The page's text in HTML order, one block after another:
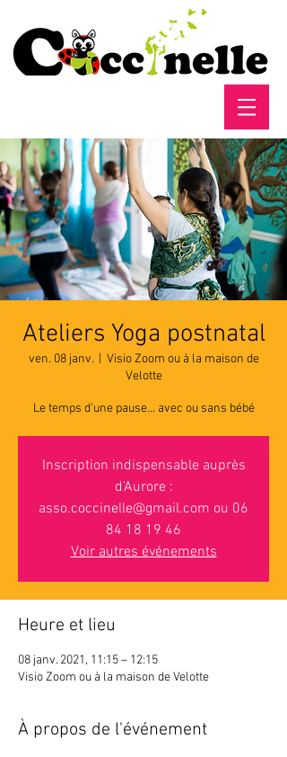
Ateliers Yoga postnatal
ven. 08 janv.
  |
Visio Zoom ou à la maison de
Velotte
Le temps d'une pause... avec ou sans bébé
Inscription indispensable auprès
d'Aurore :
asso.coccinelle@gmail.com ou 06
84 18 19 46
Voir autres événements
Heure et lieu
08 janv. 2021, 11:15 – 12:15
Visio Zoom ou à la maison de Velotte
À propos de l'événement